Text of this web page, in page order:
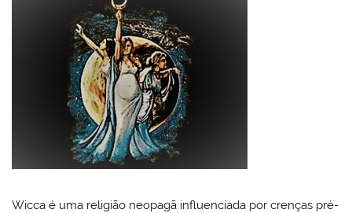
Wicca é uma religião neopagã influenciada por crenças pré-